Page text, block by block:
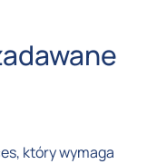
który wymaga